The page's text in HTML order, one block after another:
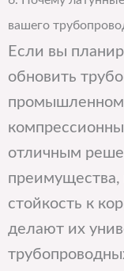
вашего
Если вы
обновить
промышленном
отличным
преимущества,
стойкость к
делают их